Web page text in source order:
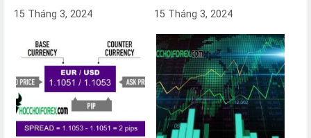
15 Tháng 3, 2024 15 Tháng 3, 2024